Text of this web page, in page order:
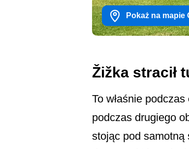
Pokaż na mapie
Žižka stracił
To właśnie
podczas drugiego
stojąc pod samotną